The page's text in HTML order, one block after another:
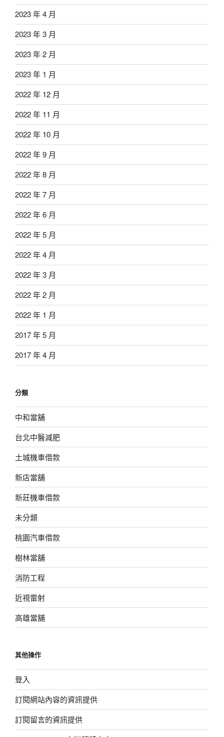
2023 年 4 月
2023 年 3 月
2023 年 2 月
2023 年 1 月
2022 年 12 月
2022 年 11 月
2022 年 10 月
2022 年 9 月
2022 年 8 月
2022 年 7 月
2022 年 6 月
2022 年 5 月
2022 年 4 月
2022 年 3 月
2022 年 2 月
2022 年 1 月
2017 年 5 月
2017 年 4 月
分類
中和當舖
台北中醫減肥
土城機車借款
新店當舖
新莊機車借款
未分類
桃園汽車借款
樹林當舖
消防工程
近視雷射
高雄當舖
其他操作
登入
訂閱網站內容的資訊提供
訂閱留言的資訊提供